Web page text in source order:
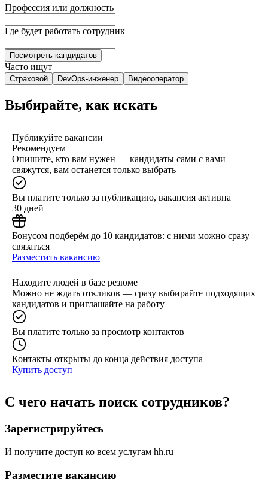
Профессия или должность
Где будет работать сотрудник
Посмотреть кандидатов
Часто ищут
Страховой DevOps-инженер Видеооператор
Выбирайте, как искать
Публикуйте вакансии
Рекомендуем
Опишите, кто вам нужен — кандидаты сами с вами
свяжутся, вам останется только выбрать
Вы платите только за публикацию, вакансия активна
30 дней
Бонусом подберём до 10 кандидатов: с ними можно сразу
связаться
Разместить вакансию
Находите людей в базе резюме
Можно не ждать откликов — сразу выбирайте подходящих
кандидатов и приглашайте на работу
Вы платите только за просмотр контактов
Контакты открыты до конца действия доступа
Купить доступ
С чего начать поиск сотрудников?
Зарегистрируйтесь
И получите доступ ко всем услугам hh.ru
Разместите вакансию